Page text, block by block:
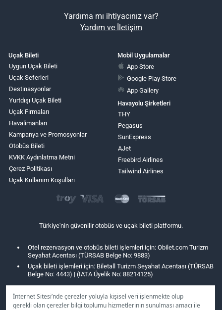
İnternet Sitesi’nde çerezler yoluyla kişisel veri işlenmekte olup
gerekli olan çerezler bilgi toplumu hizmetlerinin sunulması amacı ile
Yardıma mı ihtiyacınız var?
Yardım ve İletişim
Uçak Bileti
Uygun Uçak Bileti
Uçak Seferleri
Destinasyonlar
Yurtdışı Uçak Bileti
Uçak Firmaları
Havalimanları
Kampanya ve Promosyonlar
Otobüs Bileti
KVKK Aydınlatma Metni
Çerez Politikası
Uçak Kullanım Koşulları
Mobil Uygulamalar
App Store
Google Play Store
App Gallery
Havayolu Şirketleri
THY
Pegasus
SunExpress
AJet
Freebird Airlines
Tailwind Airlines
Türkiye'nin güvenilir otobüs ve uçak bileti platformu.
Otel rezervasyon ve otobüs bileti işlemleri için: Obilet.com Turizm
Seyahat Acentası (TÜRSAB Belge No: 9883)
Uçak bileti işlemleri için: Biletall Turizm Seyahat Acentası (TÜRSAB
Belge No: 4443) | (IATA Üyelik No: 88214125)